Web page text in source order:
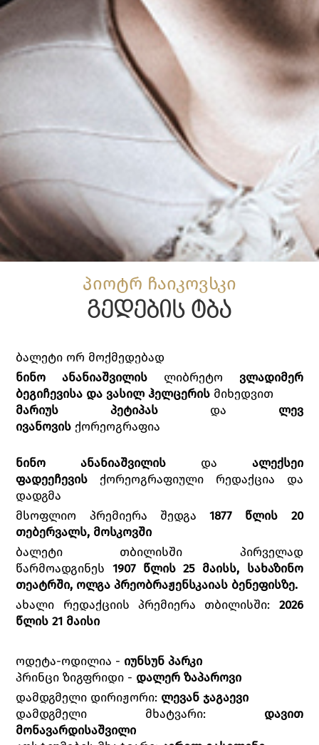
პიოტრ ჩაიკოვსკი
გედების ტბა
ბალეტი ორ მოქმედებად
ნინო ანანიაშვილის ლიბრეტო ვლადიმერ
ბეგიჩევისა და ვასილ ჰელცერის მიხედვით
მარიუს პეტიპას და ლევ
ივანოვის ქორეოგრაფია
ნინო ანანიაშვილის და ალექსეი
ფადეეჩევის ქორეოგრაფიული რედაქცია და
დადგმა
მსოფლიო პრემიერა შედგა1877 წლის 20
თებერვალს, მოსკოვში
ბალეტი თბილისში პირველად
წარმოადგინეს 1907 წლის 25 მაისს, სახაზინო
თეატრში, ოლგა პრეობრაჟენსკაიას ბენეფისზე.
ახალი რედაქციის პრემიერა თბილისში: 2026
წლის 21 მაისი
ოდეტა-ოდილია - იუნსუნ პარკი
პრინცი ზიგფრიდი - დალერ ზაპაროვი
დამდგმელი დირიჟორი: ლევან ჯაგაევი
დამდგმელი მხატვარი: დავით
მონავარდისაშვილი